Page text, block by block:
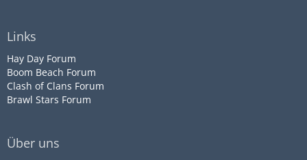
Links
Hay Day Forum
Boom Beach Forum
Clash of Clans Forum
Brawl Stars Forum
Über uns